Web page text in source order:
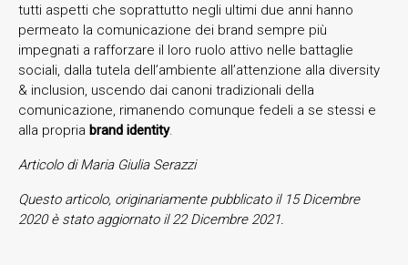
tutti aspetti che soprattutto negli ultimi due anni hanno
permeato la comunicazione dei brand sempre più
impegnati a rafforzare il loro ruolo attivo nelle battaglie
sociali, dalla tutela dell’ambiente all’attenzione alla diversity
& inclusion, uscendo dai canoni tradizionali della
comunicazione, rimanendo comunque fedeli a se stessi e
alla propria brand identity.
Articolo di Maria Giulia Serazzi
Questo articolo, originariamente pubblicato il 15 Dicembre
2020 è stato aggiornato il 22 Dicembre 2021.